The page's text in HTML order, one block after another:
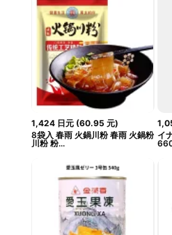
1,424 日元(60.95 元)
8袋入 春雨 火鍋川粉 春雨 火鍋粉
川粉 粉...
イ